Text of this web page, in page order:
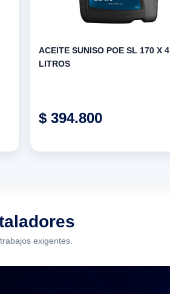
ACEITE SUNISO POE SL 170 X 4
LITROS
$ 394.800
exigentes.